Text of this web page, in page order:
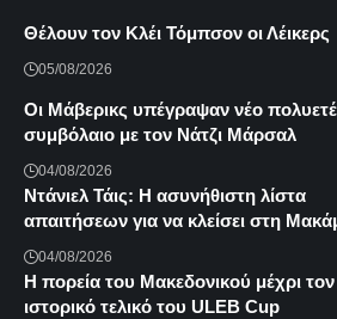
Θέλουν τον Κλέι Τόμπσον οι Λέικερς
05/08/2026
Οι Μάβερικς υπέγραψαν νέο
συμβόλαιο με τον Νάτζι Μάρσαλ
04/08/2026
Ντάνιελ Τάις: Η ασυνήθιστη λίστα
απαιτήσεων για να κλείσει στη
04/08/2026
Η πορεία του Μακεδονικού μέχρι τον
ιστορικό τελικό του ULEB Cup